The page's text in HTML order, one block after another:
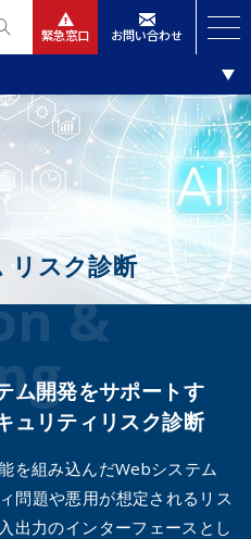
緊急窓口 お問い合わせ
ュースリリース
報
メールマガ
公式SNS
リスク診断
&
ム開発をサポートす
ュリティリスク診断
を組み込んだWebシステム
問題や悪用が想定されるリス
出力のインターフェースとし